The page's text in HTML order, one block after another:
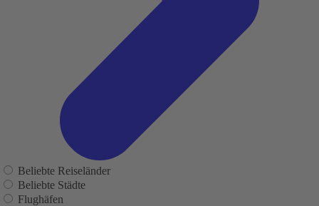
Beliebte Reiseländer
Beliebte Städte
Flughäfen